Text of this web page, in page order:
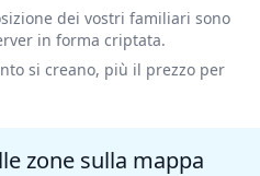
dei vostri familiari sono
in forma criptata.
si creano, più il prezzo per
zone sulla mappa